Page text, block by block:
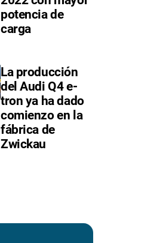
potencia de
carga
La producción
del Audi Q4 e-
tron ya ha dado
comienzo en la
fábrica de
Zwickau